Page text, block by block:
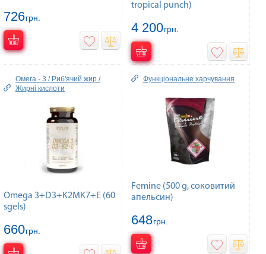
726грн.
tropical punch)
4 200грн.
Омега - 3 / Риб'ячий жир /
Жирні кислоти
Omega 3+D3+K2MK7+E (60
sgels)
660грн.
Функціональне харчування
Femine (500 g, соковитий
апельсин)
648грн.